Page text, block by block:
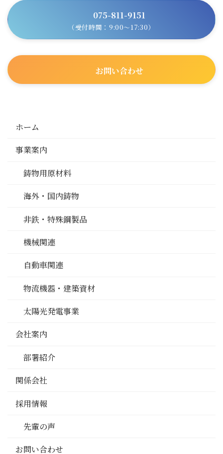
075-811-9151
（受付時間：9:00～17:30）
お問い合わせ
ホーム
事業案内
鋳物用原材料
海外・国内鋳物
非鉄・特殊鋼製品
機械関連
自動車関連
物流機器・建築資材
太陽光発電事業
会社案内
部署紹介
関係会社
採用情報
先輩の声
お問い合わせ